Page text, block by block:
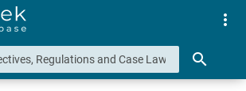
search
more_vert